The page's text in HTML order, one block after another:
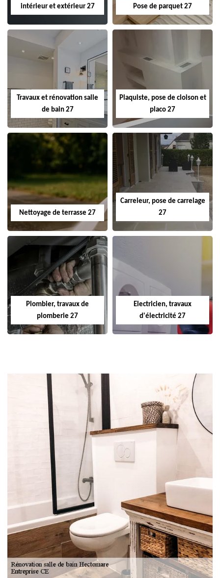
intérieur et extérieur 27
Pose de parquet 27
Travaux et rénovation salle
de bain 27
Plaquiste, pose de cloison et
placo 27
Nettoyage de terrasse 27
Carreleur, pose de carrelage
27
Plombier, travaux de
plomberie 27
Electricien, travaux
d'électricité 27